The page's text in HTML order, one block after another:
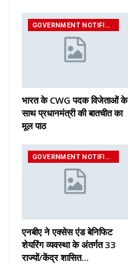
GOVERNMENT NOTIFICATIONS
भारत के CWG पदक विजेताओं के
साथ प्रधानमंत्री की बातचीत का
मूल पाठ
GOVERNMENT NOTIFICATIONS
एनबीए ने एक्सेस एंड बेनिफिट
शेयरिंग व्यवस्था के अंतर्गत 33
राज्यों/केंद्र शासित…